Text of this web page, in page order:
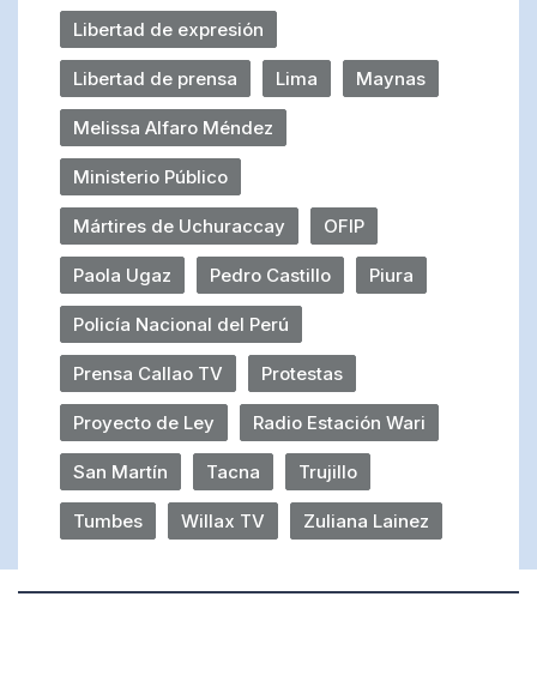
Libertad de expresión
Libertad de prensa Lima Maynas
Melissa Alfaro Méndez
Ministerio Público
Mártires de Uchuraccay OFIP
Paola Ugaz Pedro Castillo Piura
Policía Nacional del Perú
Prensa Callao TV Protestas
Proyecto de Ley Radio Estación Wari
San Martín Tacna Trujillo
Tumbes Willax TV Zuliana Lainez